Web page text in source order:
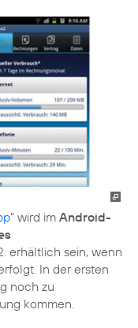
“ wird im Android-
erhältlich sein, wenn
In der ersten
noch zu
kommen.